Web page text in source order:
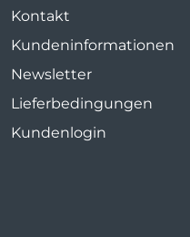
Kontakt
Kundeninformationen
Newsletter
Lieferbedingungen
Kundenlogin